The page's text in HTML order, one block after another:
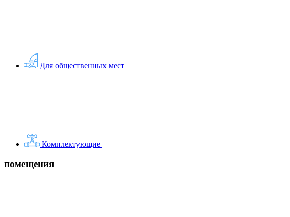
Для общественных мест
Комплектующие
помещения